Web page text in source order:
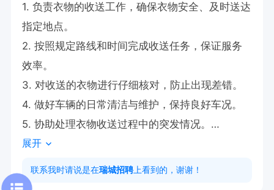
1. 负责衣物的收送工作，确保衣物安全、及时送达
指定地点。
2. 按照规定路线和时间完成收送任务，保证服务
效率。
3. 对收送的衣物进行仔细核对，防止出现差错。
4. 做好车辆的日常清洁与维护，保持良好车况。
5. 协助处理衣物收送过程中的突发情况。
任职要求：
1. 持有有效的驾驶证，具备熟练的驾驶技能。
展开
联系我时请说是在瑞城招聘 上看到的，谢谢！